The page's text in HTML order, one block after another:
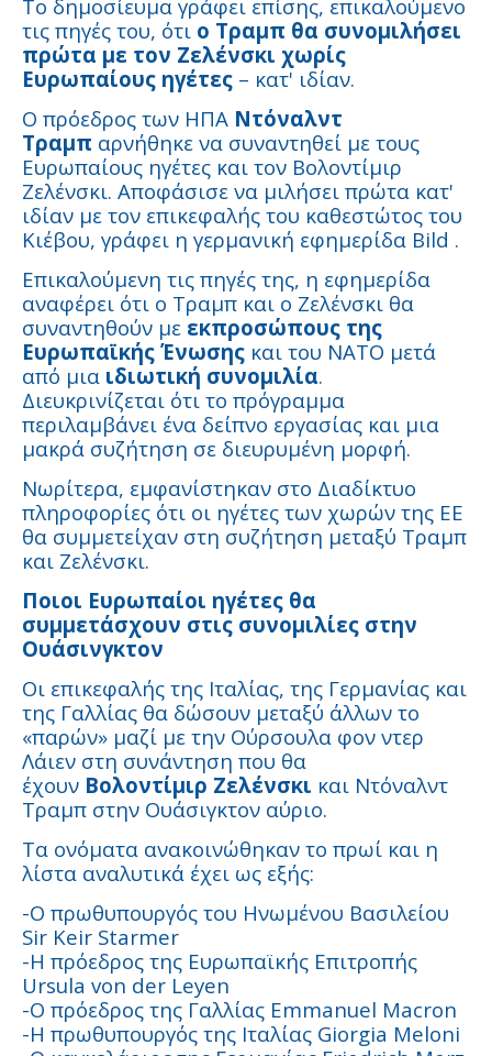
Το δημοσίευμα γράφει επίσης, επικαλούμενο
τις πηγές του, ότι ο Τραμπ θα συνομιλήσει
πρώτα με τον Ζελένσκι χωρίς
Ευρωπαίους ηγέτες – κατ' ιδίαν.
Ο πρόεδρος των ΗΠΑ Ντόναλντ
Τραμπ αρνήθηκε να συναντηθεί με τους
Ευρωπαίους ηγέτες και τον Βολοντίμιρ
Ζελένσκι. Αποφάσισε να μιλήσει πρώτα κατ'
ιδίαν με τον επικεφαλής του καθεστώτος του
Κιέβου, γράφει η γερμανική εφημερίδα Bild .
Επικαλούμενη τις πηγές της, η εφημερίδα
αναφέρει ότι ο Τραμπ και ο Ζελένσκι θα
συναντηθούν με εκπροσώπους της
Ευρωπαϊκής Ένωσης και του ΝΑΤΟ μετά
από μια ιδιωτική συνομιλία.
Διευκρινίζεται ότι το πρόγραμμα
περιλαμβάνει ένα δείπνο εργασίας και μια
μακρά συζήτηση σε διευρυμένη μορφή.
Νωρίτερα, εμφανίστηκαν στο Διαδίκτυο
πληροφορίες ότι οι ηγέτες των χωρών της ΕΕ
θα συμμετείχαν στη συζήτηση μεταξύ Τραμπ
και Ζελένσκι.
Ποιοι Ευρωπαίοι ηγέτες θα
συμμετάσχουν στις συνομιλίες στην
Ουάσινγκτον
Οι επικεφαλής της Ιταλίας, της Γερμανίας και
της Γαλλίας θα δώσουν μεταξύ άλλων το
«παρών» μαζί με την Ούρσουλα φον ντερ
Λάιεν στη συνάντηση που θα
έχουν Βολοντίμιρ Ζελένσκι και Ντόναλντ
Τραμπ στην Ουάσιγκτον αύριο.
Τα ονόματα ανακοινώθηκαν το πρωί και η
λίστα αναλυτικά έχει ως εξής:
-Ο πρωθυπουργός του Ηνωμένου Βασιλείου
Sir Keir Starmer
-Η πρόεδρος της Ευρωπαϊκής Επιτροπής
Ursula von der Leyen
-Ο πρόεδρος της Γαλλίας Emmanuel Macron
-Η πρωθυπουργός της Ιταλίας Giorgia Meloni